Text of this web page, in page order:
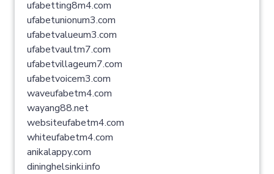
ufabetting8m4.com
ufabetunionum3.com
ufabetvalueum3.com
ufabetvaultm7.com
ufabetvillageum7.com
ufabetvoicem3.com
waveufabetm4.com
wayang88.net
websiteufabetm4.com
whiteufabetm4.com
anikalappy.com
dininghelsinki.info